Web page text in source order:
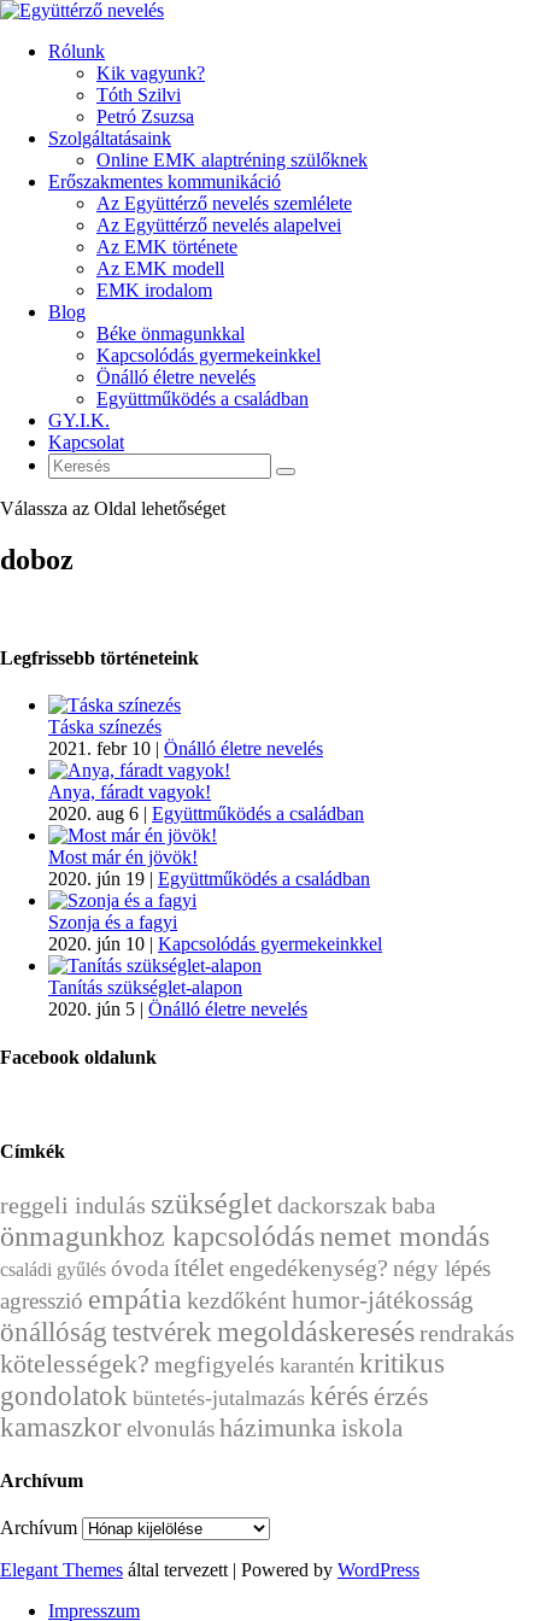
Rólunk
Kik vagyunk?
Tóth Szilvi
Petró Zsuzsa
Szolgáltatásaink
Online EMK alaptréning szülőknek
Erőszakmentes kommunikáció
Az Együttérző nevelés szemlélete
Az Együttérző nevelés alapelvei
Az EMK története
Az EMK modell
EMK irodalom
Blog
Béke önmagunkkal
Kapcsolódás gyermekeinkkel
Önálló életre nevelés
Együttműködés a családban
GY.I.K.
Kapcsolat
Válassza az Oldal lehetőséget
doboz
Legfrissebb történeteink
Táska színezés
2021. febr 10 | Önálló életre nevelés
Anya, fáradt vagyok!
2020. aug 6 | Együttműködés a családban
Most már én jövök!
2020. jún 19 | Együttműködés a családban
Szonja és a fagyi
2020. jún 10 | Kapcsolódás gyermekeinkkel
Tanítás szükséglet-alapon
2020. jún 5 | Önálló életre nevelés
Facebook oldalunk
Címkék
reggeli indulás szükségletdackorszakbaba
önmagunkhoz kapcsolódásnemet mondás
családi gyűlés óvodaítéletengedékenység? négy lépés
agresszió empátia kezdőkénthumor-játékosság
önállóság testvérekmegoldáskeresésrendrakás
kötelességek? megfigyelés karantén kritikus
gondolatok büntetés-jutalmazás kérés érzés
kamaszkorelvonulásházimunkaiskola
Archívum
Archívum
Elegant Themes által tervezett | Powered by WordPress
Impresszum